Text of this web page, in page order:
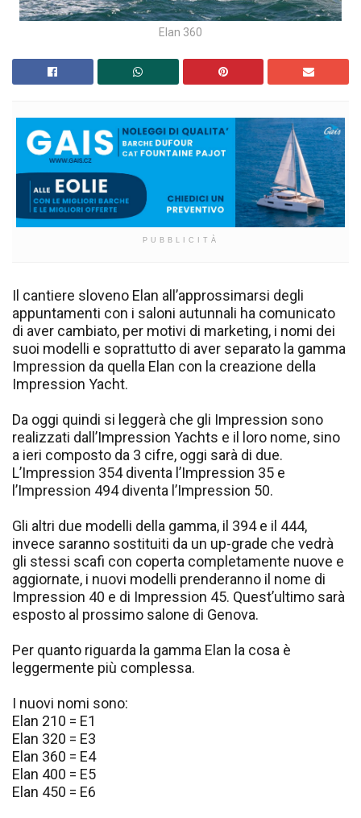
Elan 360
PUBBLICITÀ
Il cantiere sloveno Elan all’approssimarsi degli
appuntamenti con i saloni autunnali ha comunicato
di aver cambiato, per motivi di marketing, i nomi dei
suoi modelli e soprattutto di aver separato la gamma
Impression da quella Elan con la creazione della
Impression Yacht.
Da oggi quindi si leggerà che gli Impression sono
realizzati dall’Impression Yachts e il loro nome, sino
a ieri composto da 3 cifre, oggi sarà di due.
L’Impression 354 diventa l’Impression 35 e
l’Impression 494 diventa l’Impression 50.
Gli altri due modelli della gamma, il 394 e il 444,
invece saranno sostituiti da un up-grade che vedrà
gli stessi scafi con coperta completamente nuove e
aggiornate, i nuovi modelli prenderanno il nome di
Impression 40 e di Impression 45. Quest’ultimo sarà
esposto al prossimo salone di Genova.
Per quanto riguarda la gamma Elan la cosa è
leggermente più complessa.
I nuovi nomi sono:
Elan 210 = E1
Elan 320 = E3
Elan 360 = E4
Elan 400 = E5
Elan 450 = E6